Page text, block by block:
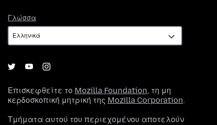
Γλώσσα
Επισκεφθείτε το Mozilla Foundation, τη μη
κερδοσκοπική μητρική της Mozilla Corporation.
Τμήματα αυτού του περιεχομένου αποτελούν